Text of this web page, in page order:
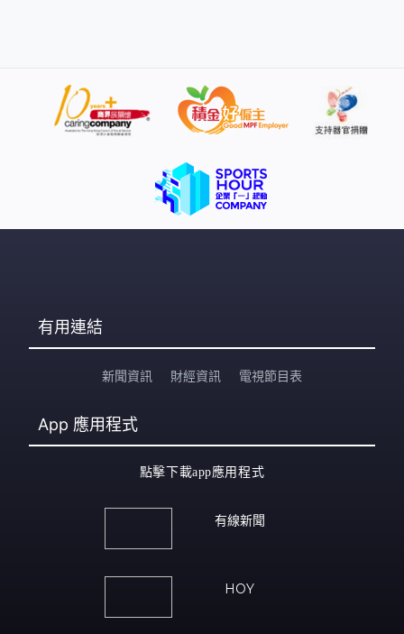
有用連結
新聞資訊 財經資訊 電視節目表
App 應用程式
點擊下載app應用程式
有線新聞
HOY